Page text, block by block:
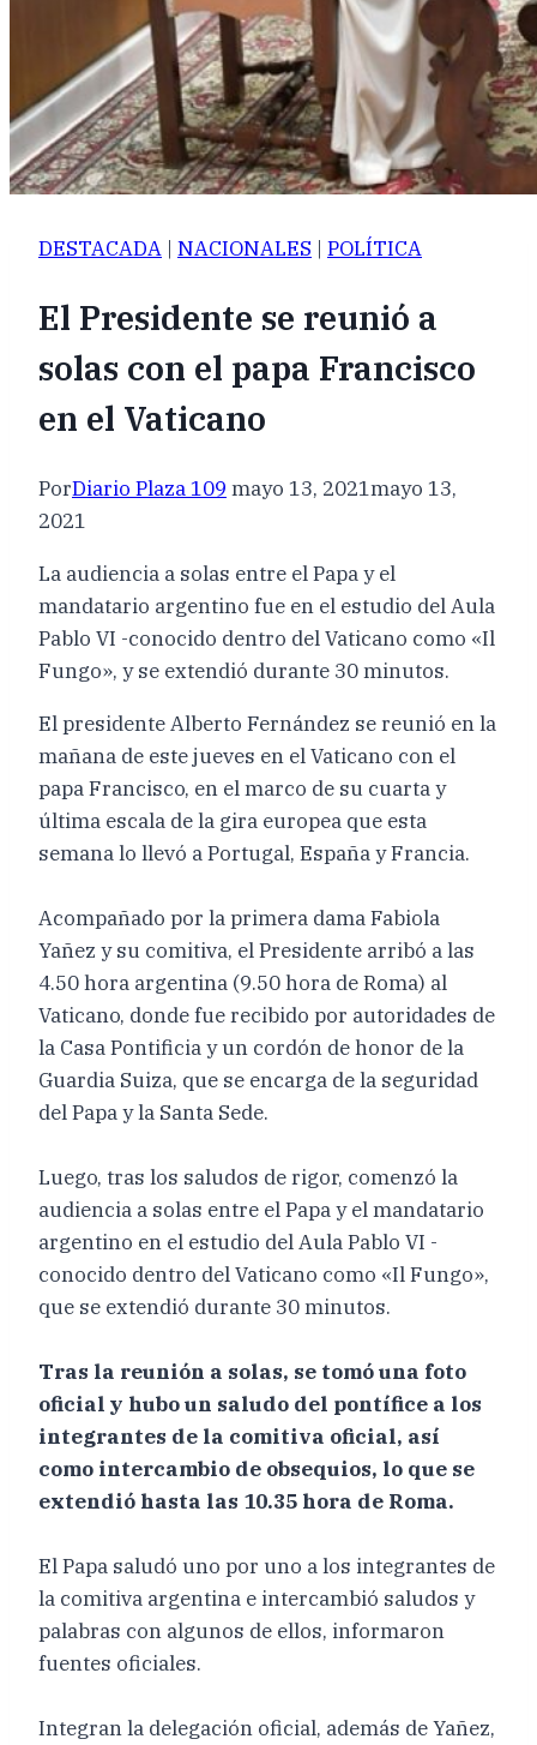
DESTACADA | NACIONALES | POLÍTICA
El Presidente se reunió a
solas con el papa Francisco
en el Vaticano
PorDiario Plaza 109 mayo 13, 2021mayo 13,
2021
La audiencia a solas entre el Papa y el
mandatario argentino fue en el estudio del Aula
Pablo VI -conocido dentro del Vaticano como «Il
Fungo», y se extendió durante 30 minutos.
El presidente Alberto Fernández se reunió en la
mañana de este jueves en el Vaticano con el
papa Francisco, en el marco de su cuarta y
última escala de la gira europea que esta
semana lo llevó a Portugal, España y Francia.
Acompañado por la primera dama Fabiola
Yañez y su comitiva, el Presidente arribó a las
4.50 hora argentina (9.50 hora de Roma) al
Vaticano, donde fue recibido por autoridades de
la Casa Pontificia y un cordón de honor de la
Guardia Suiza, que se encarga de la seguridad
del Papa y la Santa Sede.
Luego, tras los saludos de rigor, comenzó la
audiencia a solas entre el Papa y el mandatario
argentino en el estudio del Aula Pablo VI -
conocido dentro del Vaticano como «Il Fungo»,
que se extendió durante 30 minutos.
Tras la reunión a solas, se tomó una foto
oficial y hubo un saludo del pontífice a los
integrantes de la comitiva oficial, así
como intercambio de obsequios, lo que se
extendió hasta las 10.35 hora de Roma.
El Papa saludó uno por uno a los integrantes de
la comitiva argentina e intercambió saludos y
palabras con algunos de ellos, informaron
fuentes oficiales.
Integran la delegación oficial, además de Yañez,